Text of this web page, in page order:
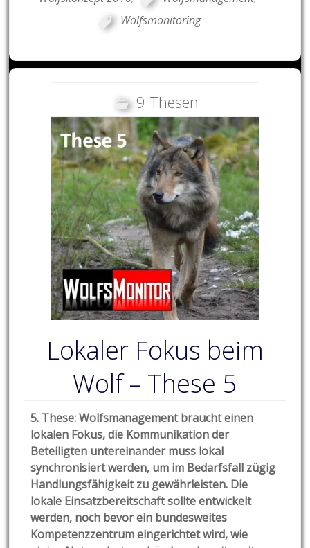
Wolfsmonitoring
9 Thesen
Lokaler Fokus beim
Wolf – These 5
5. These: Wolfsmanagement braucht einen
lokalen Fokus, die Kommunikation der
Beteiligten untereinander muss lokal
synchronisiert werden, um im Bedarfsfall zügig
Handlungsfähigkeit zu gewährleisten. Die
lokale Einsatzbereitschaft sollte entwickelt
werden, noch bevor ein bundesweites
Kompetenzzentrum eingerichtet wird, wie